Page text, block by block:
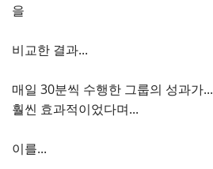
을
비교한 결과...
매일 30분씩 수행한 그룹의 성과가...
훨씬 효과적이었다며...
이를...